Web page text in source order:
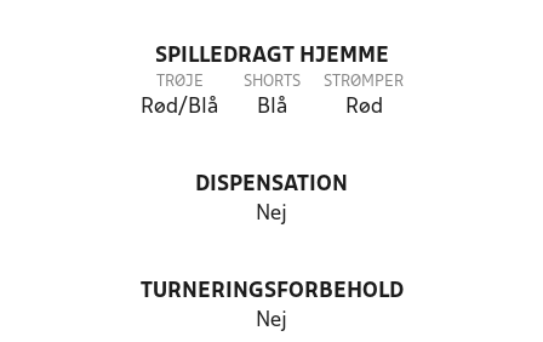
SPILLEDRAGT HJEMME
TRØJE
Rød/Blå
SHORTS
Blå
STRØMPER
Rød
DISPENSATION
Nej
TURNERINGSFORBEHOLD
Nej